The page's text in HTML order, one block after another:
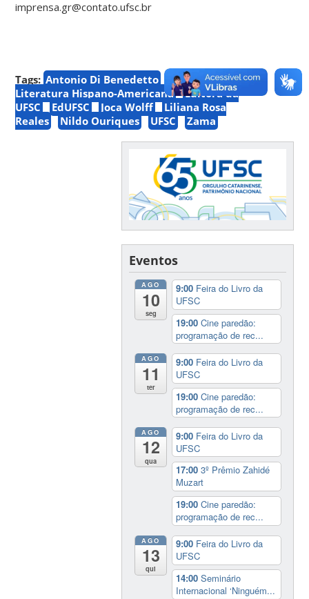
imprensa.gr@contato.ufsc.br
Tags: Antonio Di Benedetto CCE
Coleção de
Literatura Hispano-Americana
Editora da
UFSC
EdUFSC Joca Wolff
Liliana Rosa
Reales
Nildo Ouriques UFSC Zama
Eventos
AGO
10
seg
9:00 Feira do Livro da
UFSC
19:00Cine paredão:
programação de rec...
AGO
11
ter
9:00 Feira do Livro da
UFSC
19:00Cine paredão:
programação de rec...
AGO
12
qua
9:00 Feira do Livro da
UFSC
17:003º Prêmio Zahidé
Muzart
19:00Cine paredão:
programação de rec...
AGO
13
qui
9:00 Feira do Livro da
UFSC
14:00Seminário
Internacional ‘Ninguém...